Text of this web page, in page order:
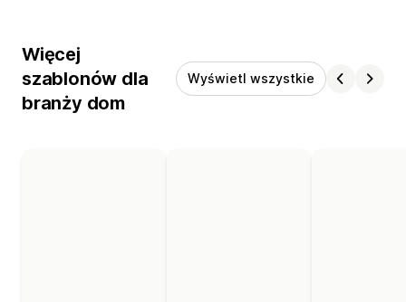
Więcej
szablonów dla
branży dom
Wyświetl wszystkie